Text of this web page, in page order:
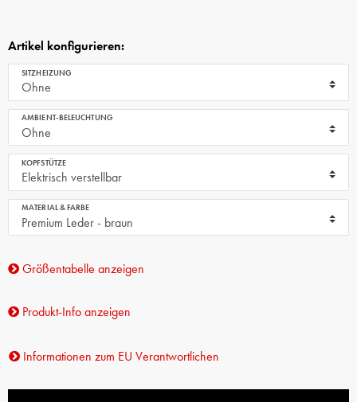
Artikel konfigurieren:
SITZHEIZUNG
AMBIENT-BELEUCHTUNG
KOPFSTÜTZE
MATERIAL & FARBE
Größentabelle anzeigen
Produkt-Info anzeigen
Informationen zum EU Verantwortlichen